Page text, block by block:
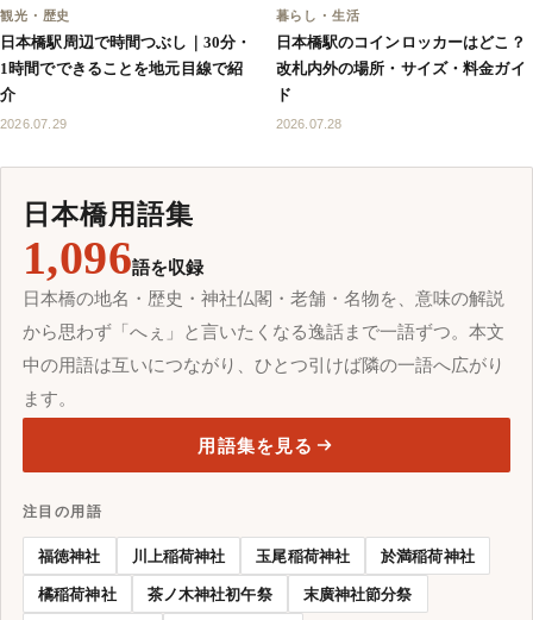
観光・歴史
日本橋駅周辺で時間つぶし｜30分・
1時間でできることを地元目線で紹
介
2026.07.29
暮らし・生活
日本橋駅のコインロッカーはどこ？
改札内外の場所・サイズ・料金ガイ
ド
2026.07.28
日本橋用語集
1,096語を収録
日本橋の地名・歴史・神社仏閣・老舗・名物を、意味の解説
から思わず「へぇ」と言いたくなる逸話まで一語ずつ。本文
中の用語は互いにつながり、ひとつ引けば隣の一語へ広がり
ます。
用語集を見る
注目の用語
福徳神社 川上稲荷神社 玉尾稲荷神社
於満稲荷神社
橘稲荷神社
茶ノ木神社初午祭
末廣神社節分祭